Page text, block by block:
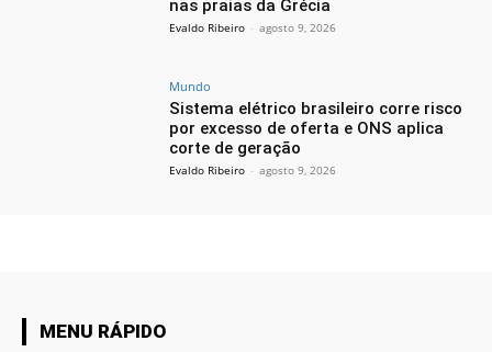
nas praias da Grécia
Evaldo Ribeiro - agosto 9, 2026
Mundo
Sistema elétrico brasileiro corre risco
por excesso de oferta e ONS aplica
corte de geração
Evaldo Ribeiro - agosto 9, 2026
MENU RÁPIDO